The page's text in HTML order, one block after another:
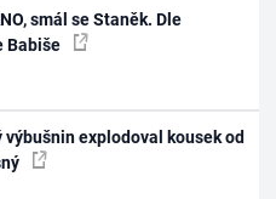
smál se Staněk. Dle
Babiše
explodoval kousek od